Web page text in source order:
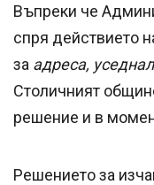
Въпреки че
спря действието
за адреса,
Столичният
решение и в
Решението за